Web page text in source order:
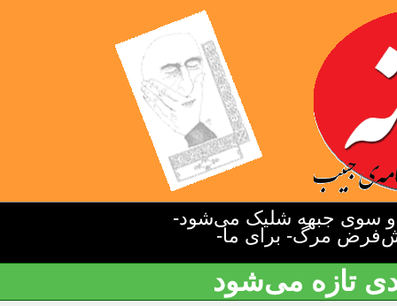
سوی جبهه شلیک می‌شود-
مرگ- برای ما-
تازه می‌شود